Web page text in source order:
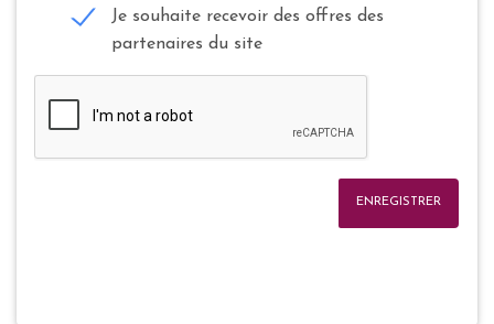
Je souhaite recevoir des offres des
partenaires du site
ENREGISTRER